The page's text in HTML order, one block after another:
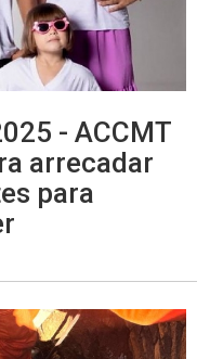
- ACCMT
arrecadar
para